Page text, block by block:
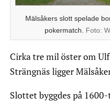
Mälsåkers slott spelade
pokermatch. Foto:
Cirka tre mil öster om
Strängnäs ligger
Slottet byggdes på